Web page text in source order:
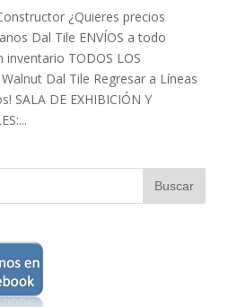
¿Quieres precios
Dal Tile ENVÍOS a todo
TODOS LOS
Dal Tile Regresar a Líneas
SALA DE EXHIBICIÓN Y